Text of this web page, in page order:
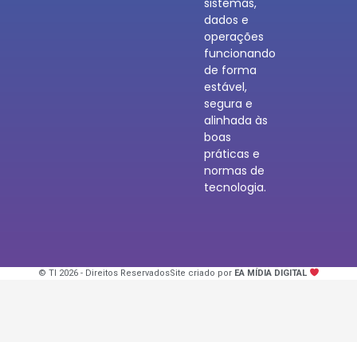
dados e
operações
funcionando
de forma
estável,
segura e
alinhada às
boas
práticas e
normas de
tecnologia.
© TI 2026 - Direitos ReservadosSite criado por EA MÍDIA DIGITAL